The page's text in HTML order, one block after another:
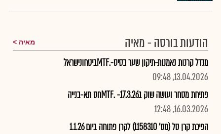
הודעות בורסה - מאיה מאיה
מגדל קרנות נאמנות-תיקון שער בסיס-.MTFביטחונישראל
13.04.2026, 09:48
פתיחת מסחר ועושה שוק ב17.3.26- .MTFחס תא-בנייה
16.03.2026, 12:48
הפיכת קרן סל (מס' 1158310) לקרן פתוחה ביום 1.1.26